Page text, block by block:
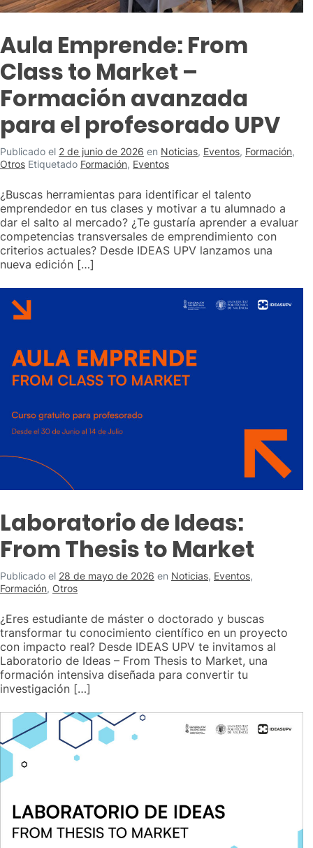
Aula Emprende: From
Class to Market –
Formación avanzada
para el profesorado UPV
Publicado el 2 de junio de 2026 en Noticias, Eventos, Formación,
Otros Etiquetado Formación, Eventos
¿Buscas herramientas para identificar el talento
emprendedor en tus clases y motivar a tu alumnado a
dar el salto al mercado? ¿Te gustaría aprender a evaluar
competencias transversales de emprendimiento con
criterios actuales? Desde IDEAS UPV lanzamos una
nueva edición […]
Laboratorio de Ideas:
From Thesis to Market
Publicado el 28 de mayo de 2026 en Noticias, Eventos,
Formación, Otros
¿Eres estudiante de máster o doctorado y buscas
transformar tu conocimiento científico en un proyecto
con impacto real? Desde IDEAS UPV te invitamos al
Laboratorio de Ideas – From Thesis to Market, una
formación intensiva diseñada para convertir tu
investigación […]